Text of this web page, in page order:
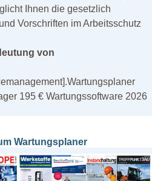
Ihnen die gesetzlich
Vorschriften im Arbeitsschutz
von
195 € Wartungssoftware 2026
Wartungsplaner